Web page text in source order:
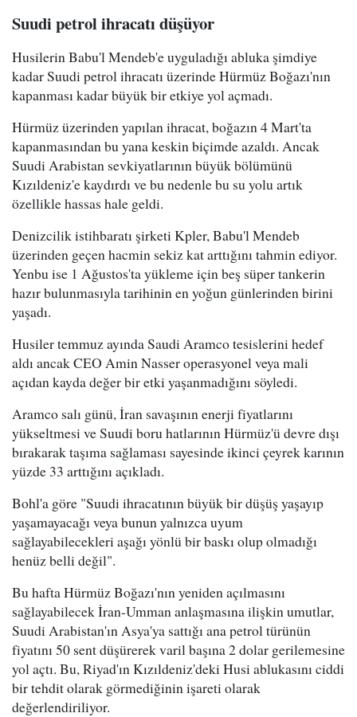
Suudi petrol ihracatı düşüyor
Husilerin Babu'l Mendeb'e uyguladığı abluka şimdiye
kadar Suudi petrol ihracatı üzerinde Hürmüz Boğazı'nın
kapanması kadar büyük bir etkiye yol açmadı.
Hürmüz üzerinden yapılan ihracat, boğazın 4 Mart'ta
kapanmasından bu yana keskin biçimde azaldı. Ancak
Suudi Arabistan sevkiyatlarının büyük bölümünü
Kızıldeniz'e kaydırdı ve bu nedenle bu su yolu artık
özellikle hassas hale geldi.
Denizcilik istihbaratı şirketi Kpler, Babu'l Mendeb
üzerinden geçen hacmin sekiz kat arttığını tahmin ediyor.
Yenbu ise 1 Ağustos'ta yükleme için beş süper tankerin
hazır bulunmasıyla tarihinin en yoğun günlerinden birini
yaşadı.
Husiler temmuz ayında Saudi Aramco tesislerini hedef
aldı ancak CEO Amin Nasser operasyonel veya mali
açıdan kayda değer bir etki yaşanmadığını söyledi.
Aramco salı günü, İran savaşının enerji fiyatlarını
yükseltmesi ve Suudi boru hatlarının Hürmüz'ü devre dışı
bırakarak taşıma sağlaması sayesinde ikinci çeyrek karının
yüzde 33 arttığını açıkladı.
Bohl'a göre "Suudi ihracatının büyük bir düşüş yaşayıp
yaşamayacağı veya bunun yalnızca uyum
sağlayabilecekleri aşağı yönlü bir baskı olup olmadığı
henüz belli değil".
Bu hafta Hürmüz Boğazı'nın yeniden açılmasını
sağlayabilecek İran-Umman anlaşmasına ilişkin umutlar,
Suudi Arabistan'ın Asya'ya sattığı ana petrol türünün
fiyatını 50 sent düşürerek varil başına 2 dolar gerilemesine
yol açtı. Bu, Riyad'ın Kızıldeniz'deki Husi ablukasını ciddi
bir tehdit olarak görmediğinin işareti olarak
değerlendiriliyor.